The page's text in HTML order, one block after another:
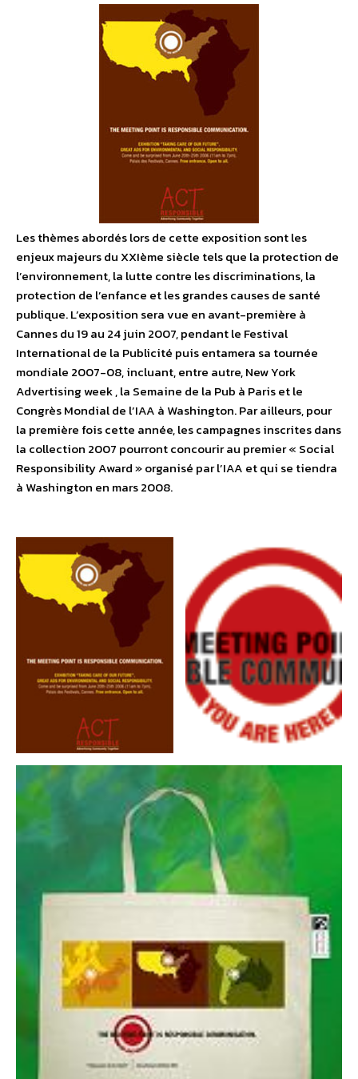
Les thèmes abordés lors de cette exposition sont les
enjeux majeurs du XXIème siècle tels que la protection de
l’environnement, la lutte contre les discriminations, la
protection de l’enfance et les grandes causes de santé
publique. L’exposition sera vue en avant-première à
Cannes du 19 au 24 juin 2007, pendant le Festival
International de la Publicité puis entamera sa tournée
mondiale 2007-08, incluant, entre autre, New York
Advertising week , la Semaine de la Pub à Paris et le
Congrès Mondial de l’IAA à Washington. Par ailleurs, pour
la première fois cette année, les campagnes inscrites dans
la collection 2007 pourront concourir au premier « Social
Responsibility Award » organisé par l’IAA et qui se tiendra
à Washington en mars 2008.